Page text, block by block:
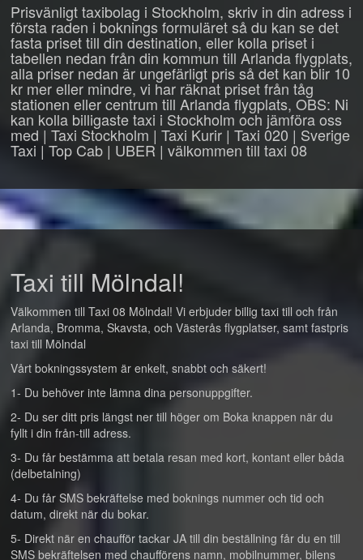
Prisvänligt taxibolag i Stockholm, skriv in din adress i
första raden i boknings formuläret så du kan se det
fasta priset till din destination, eller kolla priset i
tabellen nedan från din kommun till Arlanda flygplats,
alla priser nedan är ungefärligt pris så det kan blir 10
kr mer eller mindre, vi har räknat priset från tåg
stationen eller centrum till Arlanda flygplats, OBS: Ni
kan kolla billigaste taxi i Stockholm och jämföra oss
med | Taxi Stockholm | Taxi Kurir | Taxi 020 | Sverige
Taxi | Top Cab | UBER | välkommen till taxi 08
Taxi till Mölndal!
Välkommen till Taxi 08 Mölndal! Vi erbjuder billig taxi till och från
Arlanda, Bromma, Skavsta, och Västerås flygplatser, samt fastpris
taxi till Mölndal
Vårt bokningssystem är enkelt, snabbt och säkert!
1- Du behöver inte lämna dina personuppgifter.
2- Du ser ditt pris längst ner till höger om Boka knappen när du
fyllt i din från-till adress.
3- Du får bestämma att betala resan med kort, kontant eller båda
(delbetalning)
4- Du får SMS bekräftelse med boknings nummer och tid och
datum, direkt när du bokar.
5- Direkt när en chaufför tackar JA till din beställning får du en till
SMS bekräftelsen med chaufförens namn, mobilnummer, bilens